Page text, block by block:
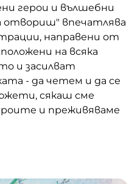
герои и вълшебни
впечатлява
направени от
на всяка
и засилват
- да четем и да се
сякаш сме
и преживяваме